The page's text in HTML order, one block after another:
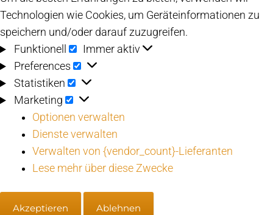
Technologien wie Cookies, um Geräteinformationen zu
speichern und/oder darauf zuzugreifen.
Funktionell
Funktionell
Immer aktiv
Preferences
Preferences
Statistiken Statistiken
Marketing Marketing
Optionen verwalten
Dienste verwalten
Verwalten von {vendor_count}-Lieferanten
Lese mehr über diese Zwecke
Akzeptieren Ablehnen